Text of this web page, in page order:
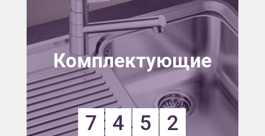
Комплектующие
7 4 5 2